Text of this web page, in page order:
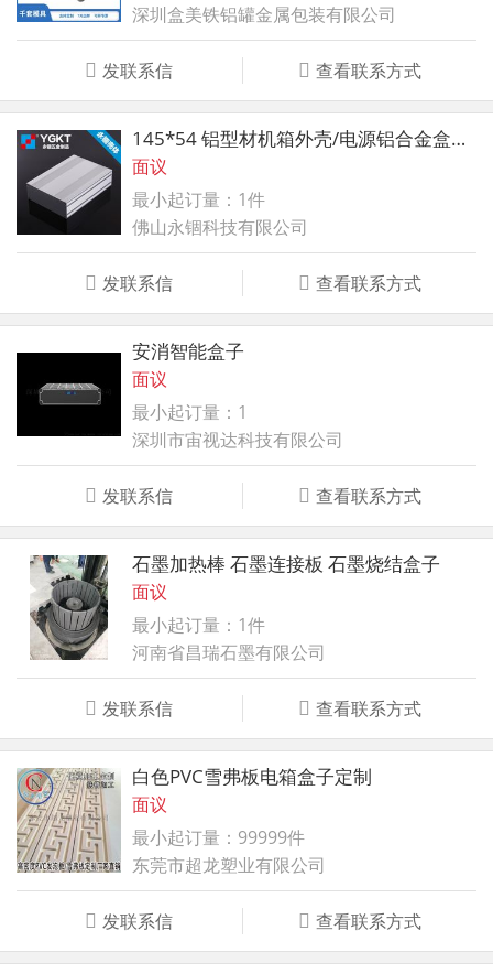
深圳盒美铁铝罐金属包装有限公司
发联系信 查看联系方式
145*54 铝型材机箱外壳/电源铝合金盒子/铝壳体/仪表仪器PCB铝盒
面议
最小起订量：1件
佛山永锢科技有限公司
发联系信 查看联系方式
安消智能盒子
面议
最小起订量：1
深圳市宙视达科技有限公司
发联系信 查看联系方式
石墨加热棒 石墨连接板 石墨烧结盒子
面议
最小起订量：1件
河南省昌瑞石墨有限公司
发联系信 查看联系方式
白色PVC雪弗板电箱盒子定制
面议
最小起订量：99999件
东莞市超龙塑业有限公司
发联系信 查看联系方式